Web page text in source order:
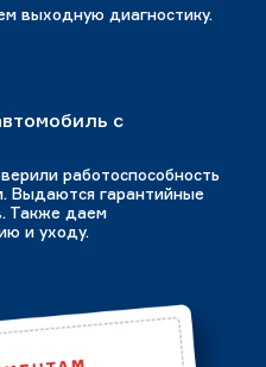
выходную диагностику.
с
работоспособность
Выдаются гарантийные
Также даем
и уходу.